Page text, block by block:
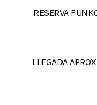
RESERVA
LLEGADA